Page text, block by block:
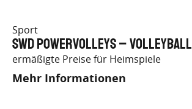
Sport
SWD Powervolleys – Volleyball
ermäßigte Preise für Heimspiele
Mehr Informationen